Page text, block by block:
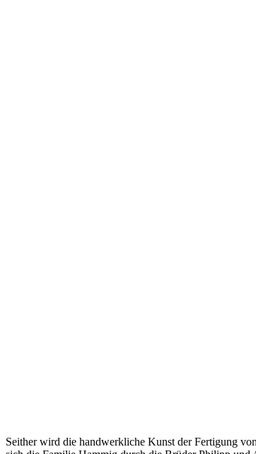
Seither wird die handwerkliche Kunst der Fertigung